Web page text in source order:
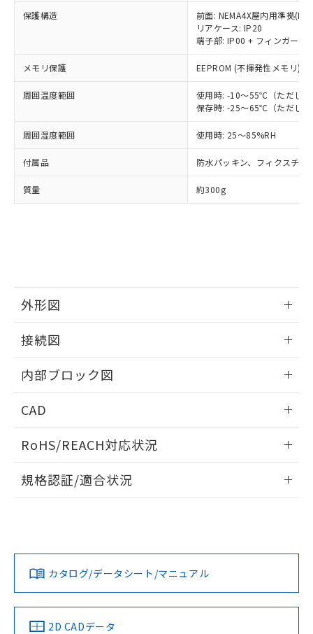
保護構造
前面: NEMA4X屋内用準拠
リアケース: IP20
端子部: IP00 + フィンガープ
メモリ保護 EEPROM (不揮発性メモリ)
周囲温度範囲
使用時: -10～55℃（ただし
保存時: -25～65℃（ただし
周囲湿度範囲 使用時: 25～85%RH
付属品 防水パッキン、フィクスチ
質量 約300g
外形図
接続図
内部ブロック図
CAD
ドすることができます。
ログイン/会員登録
ダウンロードデータをご利用いただく前に、以下を必ずお読
みください。
ソフトウェアの使用条件
RoHS/REACH対応状況
EU RoHS 注意事項・凡例
対応済み
中国 RoHS 注意事項・凡例
規格認証/適合状況
LR型式承認
（イギリス
船舶規格）
DNV型式承認
（ノルウェー
BV型式承認
（フランス
KR型式
（韓国
カタログ/データシート/マニュアル
2D CADデータ
お客様が当ウェブサイト上で当社にご
登録された部品リストについて、当社
および当社の共同利用者が、当社の製
品・サービスに関するお客様との取
引・商談に必要な範囲で利用すること
※当社の共同利用者とは、"個人情報
の「1.共同利
用者の範囲」に記載されている法人を
※3 非含有証明書ダウンロード
下記の非含有証明書をダウンロードするこ
とができます。
EU RoHS指令（10物質）の非含有証明書
51物質の非含有証明書（当社基準）
※本証明書は発行日時点で非含有を証明す
また、RoHS指令のフタル酸エステル類４
物質の対応では、対応完了までの期間は出
荷製品に未対応品が混在することから備考
い合わせください。
キャンセル